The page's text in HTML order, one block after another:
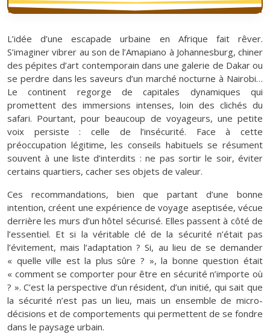
L’idée d’une escapade urbaine en Afrique fait rêver.
S’imaginer vibrer au son de l’Amapiano à Johannesburg, chiner
des pépites d’art contemporain dans une galerie de Dakar ou
se perdre dans les saveurs d’un marché nocturne à Nairobi…
Le continent regorge de capitales dynamiques qui
promettent des immersions intenses, loin des clichés du
safari. Pourtant, pour beaucoup de voyageurs, une petite
voix persiste : celle de l’insécurité. Face à cette
préoccupation légitime, les conseils habituels se résument
souvent à une liste d’interdits : ne pas sortir le soir, éviter
certains quartiers, cacher ses objets de valeur.
Ces recommandations, bien que partant d’une bonne
intention, créent une expérience de voyage aseptisée, vécue
derrière les murs d’un hôtel sécurisé. Elles passent à côté de
l’essentiel. Et si la véritable clé de la sécurité n’était pas
l’évitement, mais l’adaptation ? Si, au lieu de se demander
« quelle ville est la plus sûre ? », la bonne question était
« comment se comporter pour être en sécurité n’importe où
? ». C’est la perspective d’un résident, d’un initié, qui sait que
la sécurité n’est pas un lieu, mais un ensemble de micro-
décisions et de comportements qui permettent de se fondre
dans le paysage urbain.